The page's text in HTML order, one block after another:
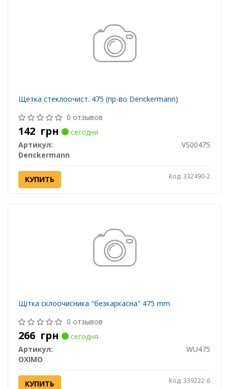
Щетка стеклоочист. 475 (пр-во Denckermann)
0 отзывов
142 грн
сегодня
Артикул:
VS00475
Denckermann
КУПИТЬ Код: 332490-2
Щітка склоочисника "безкаркасна" 475 mm
0 отзывов
266 грн
сегодня
Артикул:
WU475
OXIMO
КУПИТЬ Код: 339222-6